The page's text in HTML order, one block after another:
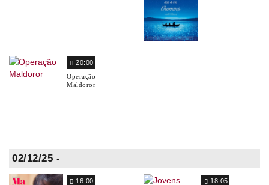
20:00
Operação
Maldoror
02/12/25 -
16:00
18:05